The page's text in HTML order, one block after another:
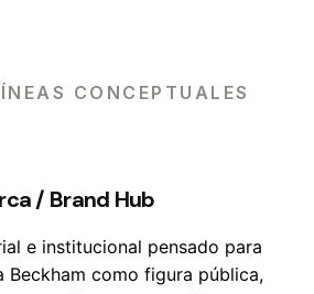
CONCEPTUALES
/ Brand Hub
e institucional pensado para
Beckham como figura pública,